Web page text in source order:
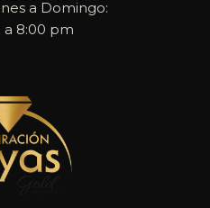
a Domingo:
a 8:00 pm